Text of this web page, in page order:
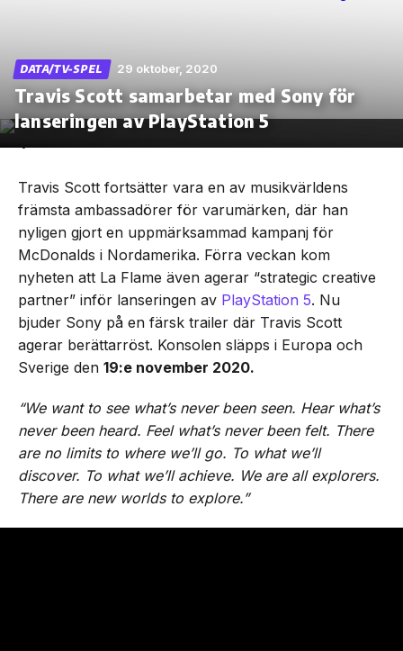
Skip
the
DATA/TV-SPEL 29 oktober, 2020
Travis Scott samarbetar med Sony för
lanseringen av PlayStation 5
Travis Scott fortsätter vara en av musikvärldens
främsta ambassadörer för varumärken, där han
nyligen gjort en uppmärksammad kampanj för
McDonalds i Nordamerika. Förra veckan kom
nyheten att La Flame även agerar “strategic creative
partner” inför lanseringen av PlayStation 5. Nu
bjuder Sony på en färsk trailer där Travis Scott
agerar berättarröst. Konsolen släpps i Europa och
Sverige den 19:e november 2020.
“We want to see what’s never been seen. Hear what’s
never been heard. Feel what’s never been felt. There
are no limits to where we’ll go. To what we’ll
discover. To what we’ll achieve. We are all explorers.
There are new worlds to explore.”